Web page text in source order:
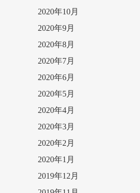
2020年10月
2020年9月
2020年8月
2020年7月
2020年6月
2020年5月
2020年4月
2020年3月
2020年2月
2020年1月
2019年12月